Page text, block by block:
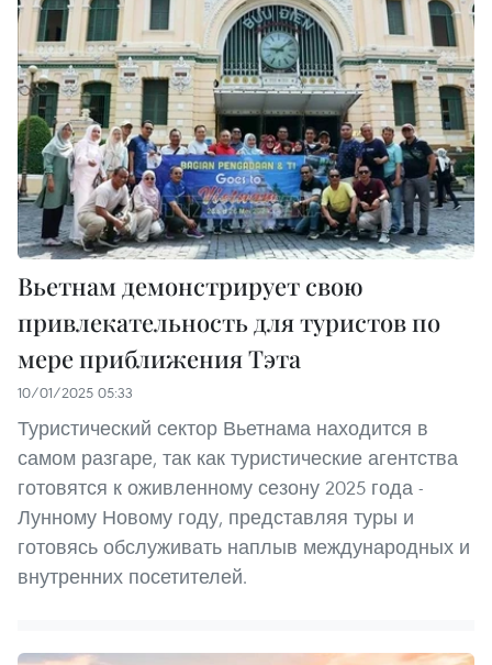
Вьетнам демонстрирует свою
привлекательность для туристов по
мере приближения Тэта
10/01/2025 05:33
Туристический сектор Вьетнама находится в
самом разгаре, так как туристические агентства
готовятся к оживленному сезону 2025 года -
Лунному Новому году, представляя туры и
готовясь обслуживать наплыв международных и
внутренних посетителей.